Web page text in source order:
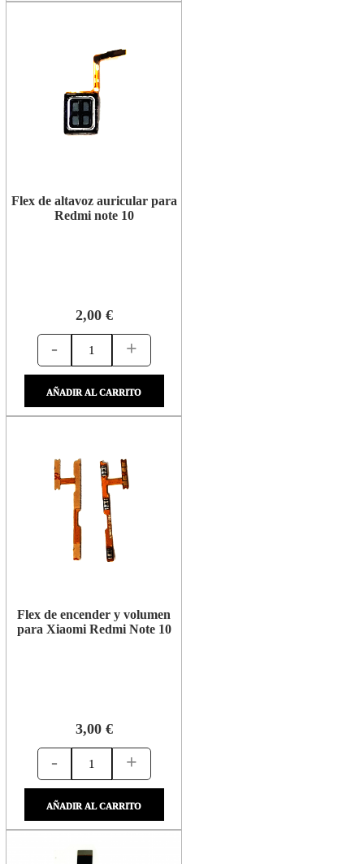
Flex de altavoz auricular para
Redmi note 10
2,00 €
- +
AÑADIR AL CARRITO
Flex de encender y volumen
para Xiaomi Redmi Note 10
3,00 €
- +
AÑADIR AL CARRITO